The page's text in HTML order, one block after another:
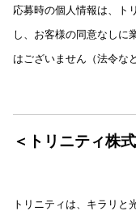
応募時の個人情報は、ト
し、お客様の同意なしに
はございません（法令な
＜トリニティ株
トリニティは、キラリと